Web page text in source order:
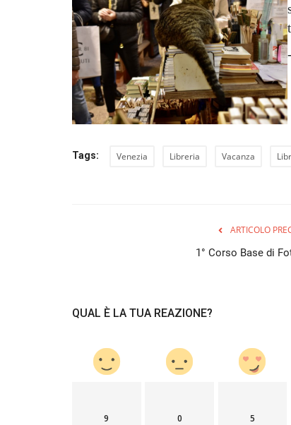
Tags: Venezia Libreria Vacanza
ARTICOLO
1° Corso Base di
QUAL È LA TUA REAZIONE?
9 0 5